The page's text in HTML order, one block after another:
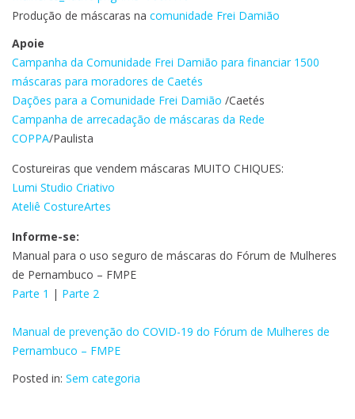
Produção de máscaras na comunidade Frei Damião
Apoie
Campanha da Comunidade Frei Damião para financiar 1500
máscaras para moradores de Caetés
Dações para a Comunidade Frei Damião /Caetés
Campanha de arrecadação de máscaras da Rede
COPPA/Paulista
Costureiras que vendem máscaras MUITO CHIQUES:
Lumi Studio Criativo
Ateliê CostureArtes
Informe-se:
Manual para o uso seguro de máscaras do Fórum de Mulheres
de Pernambuco – FMPE
Parte 1 | Parte 2
Manual de prevenção do COVID-19 do Fórum de Mulheres de
Pernambuco – FMPE
Posted in: Sem categoria